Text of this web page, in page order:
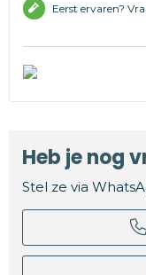
Eerst ervaren?
Heb je nog
Stel ze via